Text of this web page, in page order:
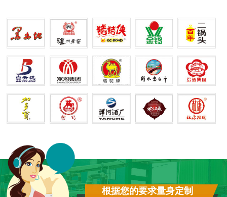
根据您的要求量身定制